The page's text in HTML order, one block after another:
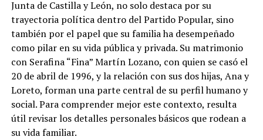
Junta de Castilla y León, no solo destaca por su
trayectoria política dentro del Partido Popular, sino
también por el papel que su familia ha desempeñado
como pilar en su vida pública y privada. Su matrimonio
con Serafina “Fina” Martín Lozano, con quien se casó el
20 de abril de 1996, y la relación con sus dos hijas, Ana y
Loreto, forman una parte central de su perfil humano y
social. Para comprender mejor este contexto, resulta
útil revisar los detalles personales básicos que rodean a
su vida familiar.